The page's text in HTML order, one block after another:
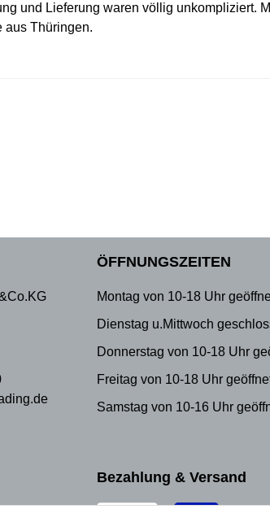
und Lieferung waren völlig unkompliziert.
aus Thüringen.
ÖFFNUNGSZEITEN
Montag von 10-18 Uhr
Dienstag u.Mittwoch
Donnerstag von 10-18 Uhr
Freitag von 10-18 Uhr
Samstag von 10-16 Uhr
Bezahlung & Versand